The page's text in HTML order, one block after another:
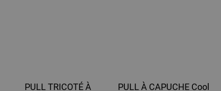
PULL TRICOTÉ À
PULL À CAPUCHE Cool